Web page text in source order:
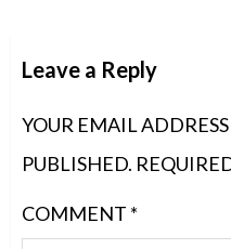
Leave a Reply
YOUR EMAIL
PUBLISHED.
COMMENT *